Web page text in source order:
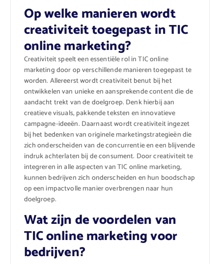
Op welke manieren wordt
creativiteit toegepast in TIC
online marketing?
Creativiteit speelt een essentiële rol in TIC online
marketing door op verschillende manieren toegepast te
worden. Allereerst wordt creativiteit benut bij het
ontwikkelen van unieke en aansprekende content die de
aandacht trekt van de doelgroep. Denk hierbij aan
creatieve visuals, pakkende teksten en innovatieve
campagne-ideeën. Daarnaast wordt creativiteit ingezet
bij het bedenken van originele marketingstrategieën die
zich onderscheiden van de concurrentie en een blijvende
indruk achterlaten bij de consument. Door creativiteit te
integreren in alle aspecten van TIC online marketing,
kunnen bedrijven zich onderscheiden en hun boodschap
op een impactvolle manier overbrengen naar hun
doelgroep.
Wat zijn de voordelen van
TIC online marketing voor
bedrijven?